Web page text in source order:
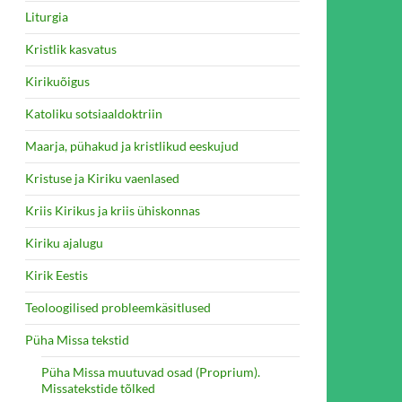
Liturgia
Kristlik kasvatus
Kirikuõigus
Katoliku sotsiaaldoktriin
Maarja, pühakud ja kristlikud eeskujud
Kristuse ja Kiriku vaenlased
Kriis Kirikus ja kriis ühiskonnas
Kiriku ajalugu
Kirik Eestis
Teoloogilised probleemkäsitlused
Püha Missa tekstid
Püha Missa muutuvad osad (Proprium).
Missatekstide tõlked